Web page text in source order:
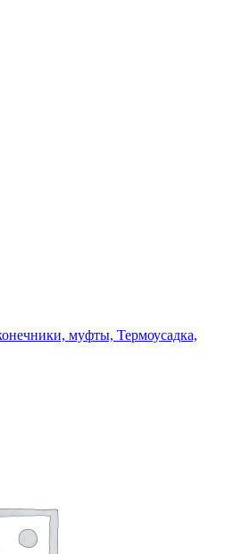
муфты, Термоусадка,